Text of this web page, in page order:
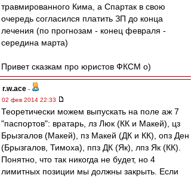
травмированного Кима, а Спартак в свою
очередь согласился платить ЗП до конца
лечения (по прогнозам - конец февраля -
середина марта)
Привет сказкам про юристов ФКСМ o)
r.w.ace -
02 фев 2014 22:33
Теоретически можем выпускать на поле аж 7
"паспортов": вратарь, лз Люк (КК и Макей), цз
Брызгалов (Макей), пз Макей (ДК и КК), опз Ден
(Брызгалов, Тимоха), ппз ДК (Як), лпз Як (КК).
Понятно, что так никогда не будет, но 4
лимитных позиции мы должны закрыть. Если